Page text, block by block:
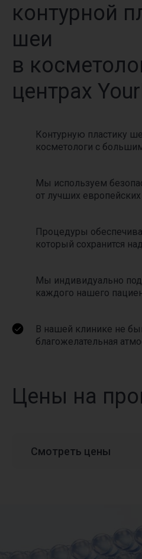
контурной
шеи
в
центрах
Контурную пластику
косметологи с
Мы используем
от лучших
Процедуры
который сохранится
Мы индивидуально
каждого нашего
В нашей клинике не
благожелательная
Цены на
Смотреть цены